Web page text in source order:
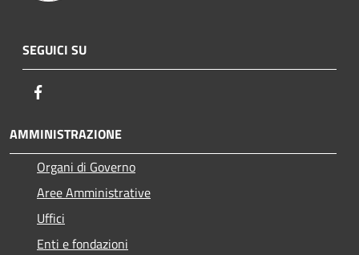
SEGUICI SU
AMMINISTRAZIONE
Organi di Governo
Aree Amministrative
Uffici
Enti e fondazioni